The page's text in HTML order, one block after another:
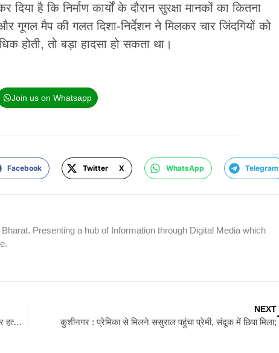
है कि निर्माण कार्यों के दौरान सुरक्षा मानकों का कितना
गूगल मैप की गलत दिशा-निर्देशन ने मिलकर चार जिंदगियों को
होती, तो बड़ा हादसा हो सकता था।
Join us on Whatsapp
Facebook Twitter X WhatsApp Telegram
Presenting a hub of Information through Digital Media which
गोपालगंज : गन्ने के खेत से 16 वर्षीय छात्रा की लाश बरामद, गला दबाकर हत्या की आशंका
NEXT
कुशीनगर : प्रेमिका से मिलने ससुराल पहुंचा प्रेमी, संदूक में छिपा मिला;